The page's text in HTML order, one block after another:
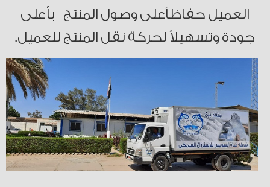
العميل حفاظاًعلى وصول المنتج بأعلى
جودة وتسهيلاً لحركة نقل المنتج للعميل.